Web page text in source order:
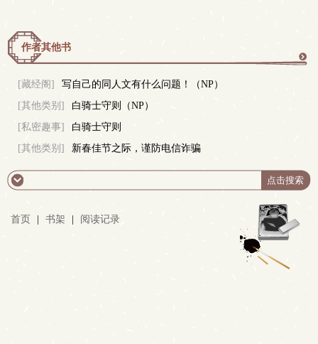
作者其他书
[藏经阁]
写自己的同人文有什么问题！（NP）
[其他类别]
白骑士守则（NP）
[私密趣事]
白骑士守则
[其他类别]
新春佳节之际，谨防电信诈骗
首页 书架 阅读记录